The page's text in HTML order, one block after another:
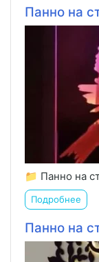
Панно на
📁 Панно на
Подробнее
Панно на